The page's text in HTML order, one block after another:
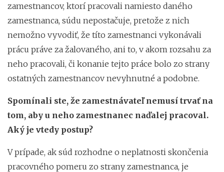
zamestnancov, ktorí pracovali namiesto daného
zamestnanca, súdu nepostačuje, pretože z nich
nemožno vyvodiť, že títo zamestnanci vykonávali
prácu práve za žalovaného, ani to, v akom rozsahu za
neho pracovali, či konanie tejto práce bolo zo strany
ostatných zamestnancov nevyhnutné a podobne.
Spomínali ste, že zamestnávateľ nemusí trvať na
tom, aby u neho zamestnanec naďalej pracoval.
Aký je vtedy postup?
V prípade, ak súd rozhodne o neplatnosti skončenia
pracovného pomeru zo strany zamestnanca, je